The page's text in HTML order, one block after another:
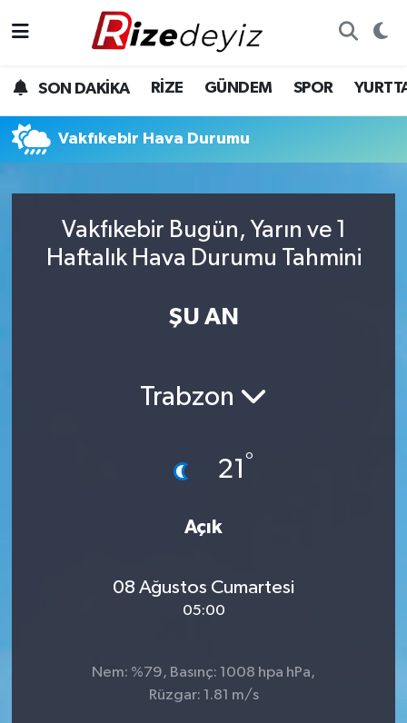
SON DAKİKA RİZE GÜNDEM SPOR
Vakfıkebir Hava Durumu
Vakfıkebir Bugün, Yarın ve 1
Haftalık Hava Durumu Tahmini
ŞU AN
Trabzon
21 °
Açık
08 Ağustos Cumartesi
05:00
Nem: %79, Basınç: 1008 hpa hPa,
Rüzgar: 1.81 m/s
Gündem
Yurttan Haberler
Teknoloji
Rize Hava Durumu
Rize Trafik Yoğunluk Haritası
Tüm Manşetler